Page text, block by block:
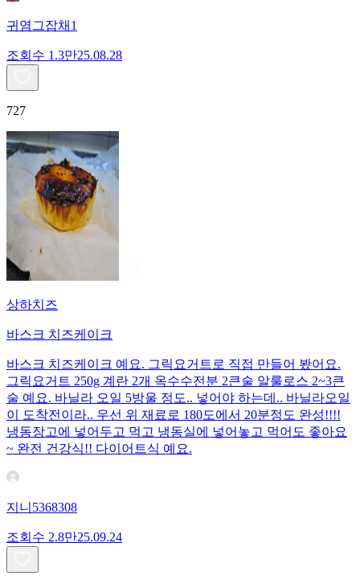
귀염그잡채1
조회수 1.3만25.08.28
727
상하치즈
바스크 치즈케이크
바스크 치즈케이크 예요. 그릭요거트로 직접 만들어 봤어요.
그릭요거트 250g 계란 2개 옥수수전분 2큰술 알룰로스 2~3큰
술 예요. 바닐라 오일 5방울 정도.. 넣어야 하는데.. 바닐라오일
이 도착전이라.. 우선 위 재료로 180도에서 20분정도 완성!!!!
냉동장고에 넣어두고 먹고 냉동실에 넣어놓고 먹어도 좋아요
~ 완전 건강식!! 다이어트식 예요.
지니5368308
조회수 2.8만25.09.24